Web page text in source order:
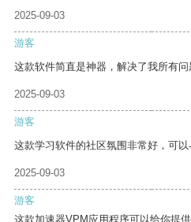
2025-09-03
游客
这款软件简直是神器，解决了我所有问
2025-09-03
游客
这款学习软件的社区氛围非常好，可以
2025-09-03
游客
这款加速器VPM应用程序可以给你提